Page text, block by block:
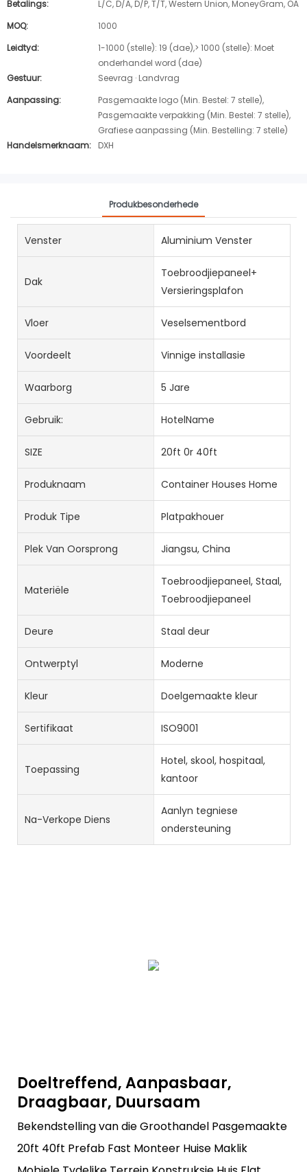
Betalings:
L/C, D/A, D/P, T/T, Western Union, MoneyGram, OA
MOQ:
1000
Leidtyd:
1-1000 (stelle): 19 (dae),> 1000 (stelle): Moet
onderhandel word (dae)
Gestuur:
Seevrag · Landvrag
Aanpassing:
Pasgemaakte logo (Min. Bestel: 7 stelle),
Pasgemaakte verpakking (Min. Bestel: 7 stelle),
Grafiese aanpassing (Min. Bestelling: 7 stelle)
Handelsmerknaam:
DXH
Produkbesonderhede
Venster Aluminium Venster
Dak
Toebroodjiepaneel+
Versieringsplafon
Vloer Veselsementbord
Voordeelt Vinnige installasie
Waarborg 5 Jare
Gebruik: HotelName
SIZE 20ft 0r 40ft
Produknaam Container Houses Home
Produk Tipe Platpakhouer
Plek Van Oorsprong Jiangsu, China
Materiële
Toebroodjiepaneel, Staal,
Toebroodjiepaneel
Deure Staal deur
Ontwerptyl Moderne
Kleur Doelgemaakte kleur
Sertifikaat ISO9001
Toepassing
Hotel, skool, hospitaal,
kantoor
Na-Verkope Diens
Aanlyn tegniese
ondersteuning
Doeltreffend, Aanpasbaar,
Draagbaar, Duursaam
Bekendstelling van die Groothandel Pasgemaakte
20ft 40ft Prefab Fast Monteer Huise Maklik